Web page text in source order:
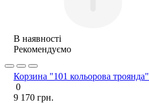
В наявності
Рекомендуємо
Корзина "101 кольорова троянда"
0
9 170 грн.